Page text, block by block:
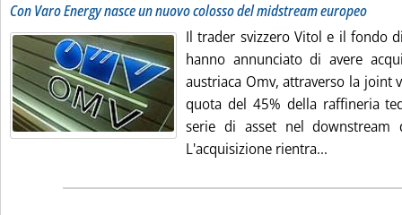
Con Varo Energy nasce un nuovo colosso del midstream europeo
Il trader svizzero Vitol e il fondo
hanno annunciato di avere
austriaca Omv, attraverso la joint
quota del 45% della raffineria
serie di asset nel downstream
L'acquisizione rientra...